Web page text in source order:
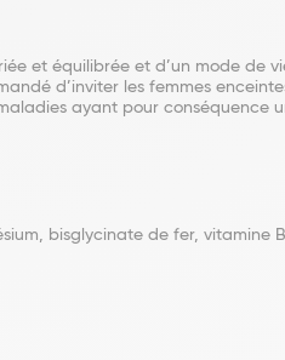
et équilibrée et d’un mode de
d’inviter les femmes
ayant pour conséquence
bisglycinate de fer, vitamine